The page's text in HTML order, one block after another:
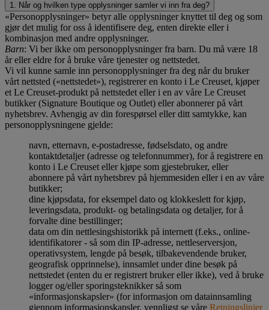
1. Når og hvilken type opplysninger samler vi inn fra deg?
«Personopplysninger» betyr alle opplysninger knyttet til deg og som
gjør det mulig for oss å identifisere deg, enten direkte eller i
kombinasjon med andre opplysninger.
Barn: Vi ber ikke om personopplysninger fra barn. Du må være 18
år eller eldre for å bruke våre tjenester og nettstedet.
Vi vil kunne samle inn personopplysninger fra deg når du bruker
vårt nettsted («nettstedet»), registrerer en konto i Le Creuset, kjøper
et Le Creuset-produkt på nettstedet eller i en av våre Le Creuset
butikker (Signature Boutique og Outlet) eller abonnerer på vårt
nyhetsbrev. Avhengig av din forespørsel eller ditt samtykke, kan
personopplysningene gjelde:
navn, etternavn, e-postadresse, fødselsdato, og andre
kontaktdetaljer (adresse og telefonnummer), for å registrere en
konto i Le Creuset eller kjøpe som gjestebruker, eller
abonnere på vårt nyhetsbrev på hjemmesiden eller i en av våre
butikker;
dine kjøpsdata, for eksempel dato og klokkeslett for kjøp,
leveringsdata, produkt- og betalingsdata og detaljer, for å
forvalte dine bestillinger;
data om din nettlesingshistorikk på internett (f.eks., online-
identifikatorer - så som din IP-adresse, nettleserversjon,
operativsystem, lengde på besøk, tilbakevendende bruker,
geografisk opprinnelse), innsamlet under dine besøk på
nettstedet (enten du er registrert bruker eller ikke), ved å bruke
logger og/eller sporingsteknikker så som
«informasjonskapsler» (for informasjon om datainnsamling
gjennom informasjonskapsler, vennligst se våre Retningslinjer